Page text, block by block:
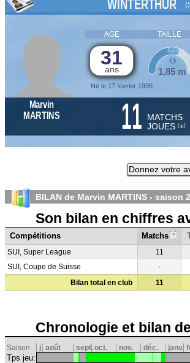
WINTERTHUR
AGE TAILLE
31
ans
Né le 17 février 1995
1,85 m
56%
Marvin
MARTINS
11 MATCHS
JOUES (*)
Donnez votre
BILAN de Marvin MARTINS - saison
Son bilan en chiffres
Compétitions Matchs ?
SUI, Super League 11
SUI, Coupe de Suisse
-
Bilan total en club
11
Chronologie et bilan
Saison j août sept.oct. nov. déc. janv.
Tps jeu: